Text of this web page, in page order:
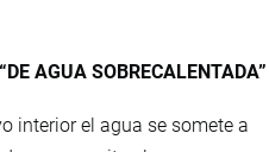
AGUA SOBRECALENTADA”
interior el agua se somete a